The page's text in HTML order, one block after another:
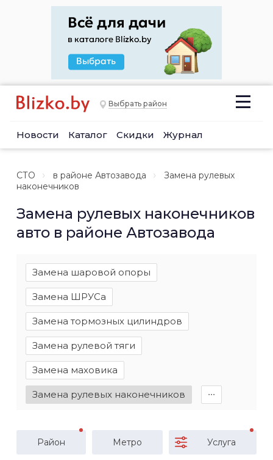
Выбрать район
Новости Каталог Скидки Журнал
СТО в районе Автозавода
Замена рулевых
наконечников
Замена рулевых наконечников
авто в районе Автозавода
Замена шаровой опоры
Замена ШРУСа
Замена тормозных цилиндров
Замена рулевой тяги
Замена маховика
Замена рулевых наконечников ∙∙∙
Район Метро Услуга